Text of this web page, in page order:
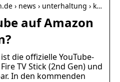
› news › unterhaltung › k…
auf Amazon
die offizielle YouTube-
TV Stick (2nd Gen) und
In den kommenden